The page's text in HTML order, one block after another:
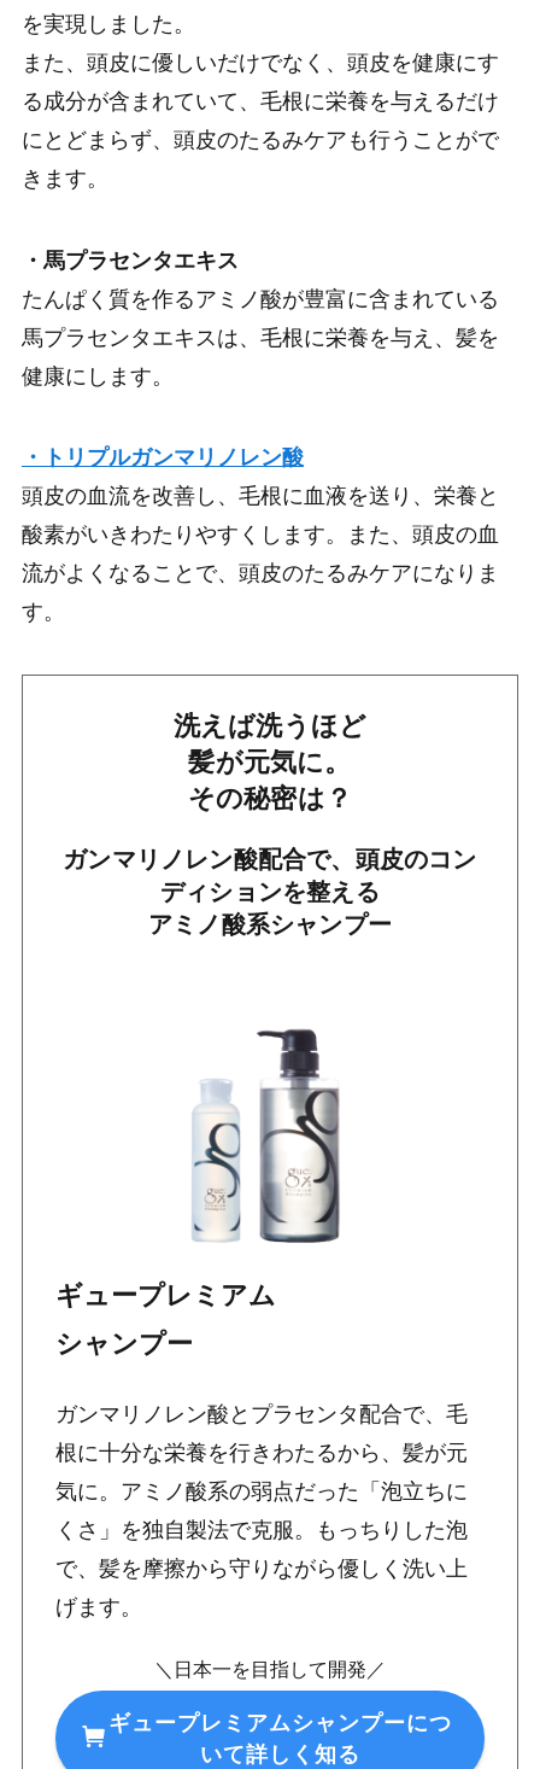
を実現しました。
また、頭皮に優しいだけでなく、頭皮を健康にす
る成分が含まれていて、毛根に栄養を与えるだけ
にとどまらず、頭皮のたるみケアも行うことがで
きます。
・馬プラセンタエキス
たんぱく質を作るアミノ酸が豊富に含まれている
馬プラセンタエキスは、毛根に栄養を与え、髪を
健康にします。
・トリプルガンマリノレン酸
頭皮の血流を改善し、毛根に血液を送り、栄養と
酸素がいきわたりやすくします。また、頭皮の血
流がよくなることで、頭皮のたるみケアになりま
す。
洗えば洗うほど
髪が元気に。
その秘密は？
ガンマリノレン酸配合で、頭皮のコン
ディションを整える
アミノ酸系シャンプー
ギュープレミアム
シャンプー
ガンマリノレン酸とプラセンタ配合で、毛
根に十分な栄養を行きわたるから、髪が元
気に。アミノ酸系の弱点だった「泡立ちに
くさ」を独自製法で克服。もっちりした泡
で、髪を摩擦から守りながら優しく洗い上
げます。
＼日本一を目指して開発／
ギュープレミアムシャンプーにつ
いて詳しく知る